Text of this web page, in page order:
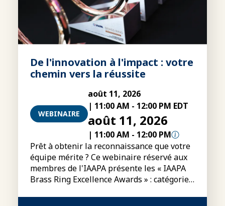
De l'innovation à l'impact : votre
chemin vers la réussite
WEBINAIRE
août 11, 2026
| 11:00 AM - 12:00 PM EDT
août 11, 2026
| 11:00 AM - 12:00 PM
Prêt à obtenir la reconnaissance que votre
équipe mérite ? Ce webinaire réservé aux
membres de l'IAAPA présente les « IAAPA
Brass Ring Excellence Awards » : catégories,